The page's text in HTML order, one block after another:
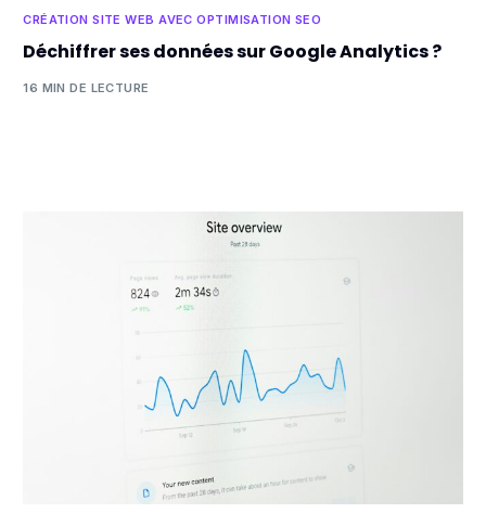
CRÉATION SITE WEB AVEC OPTIMISATION SEO
Déchiffrer ses données sur Google Analytics ?
16 MIN DE LECTURE